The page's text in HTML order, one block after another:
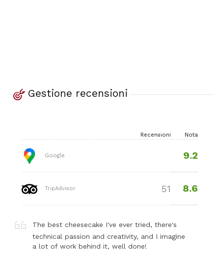
Gestione recensioni
Recensioni Nota
Google 9.2
TripAdvisor 51 8.6
The best cheesecake I've ever tried, there's
technical passion and creativity, and I imagine
a lot of work behind it, well done!